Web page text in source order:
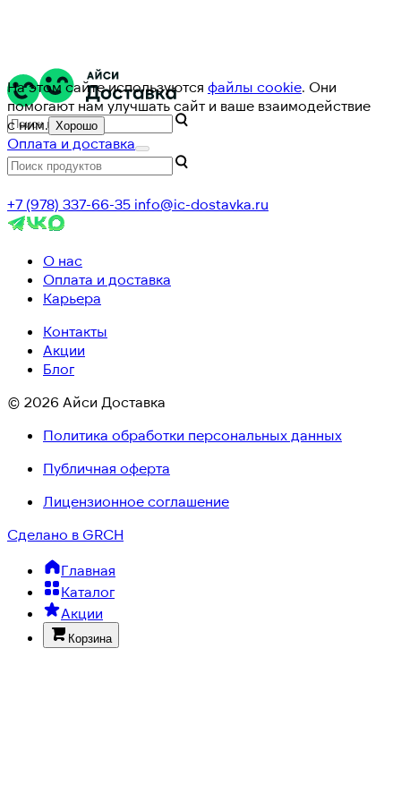
На этом сайте используются файлы cookie. Они
помогают нам улучшать сайт и ваше взаимодействие
с ним. Хорошо
Оплата и доставка
+7 (978) 337-66-35 info@ic-dostavka.ru
О нас
Оплата и доставка
Карьера
Контакты
Акции
Блог
© 2026 Айси Доставка
Политика обработки персональных данных
Публичная оферта
Лицензионное соглашение
Сделано в GRCH
Главная
Каталог
Акции
Корзина